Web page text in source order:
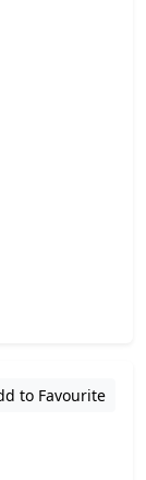
to Favourite